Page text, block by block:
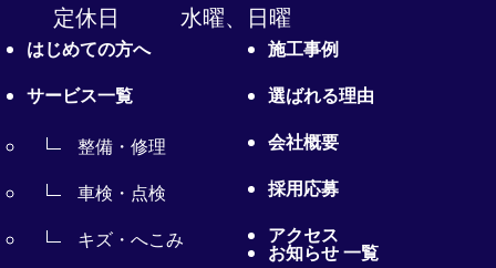
定休日
水曜、日曜
はじめての方へ
サービス一覧
整備・修理
車検・点検
キズ・へこみ
施工事例
選ばれる理由
会社概要
採用応募
アクセス
お知らせ 一覧